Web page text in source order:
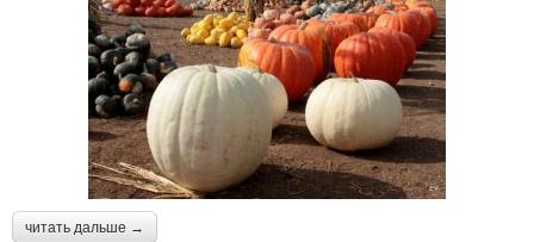
читать дальше →